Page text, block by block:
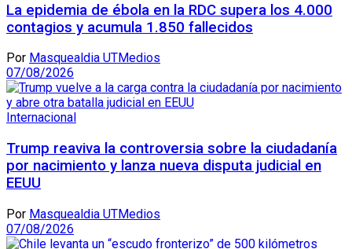
La epidemia de ébola en la RDC supera los 4.000
contagios y acumula 1.850 fallecidos
Por Masquealdia UTMedios
07/08/2026
Internacional
Trump reaviva la controversia sobre la ciudadanía
por nacimiento y lanza nueva disputa judicial en
EEUU
Por Masquealdia UTMedios
07/08/2026